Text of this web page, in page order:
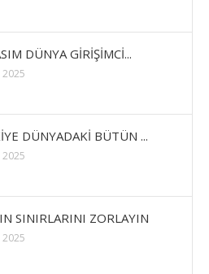
DÜNYA GİRİŞİMCİ...
2025
DÜNYADAKİ BÜTÜN ...
2025
SINIRLARINI ZORLAYIN
2025